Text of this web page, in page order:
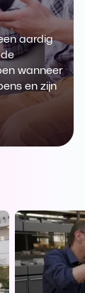
aardig
wanneer
en zijn